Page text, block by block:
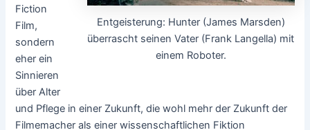
Entgeisterung: Hunter (James Marsden)
überrascht seinen Vater (Frank Langella) mit
einem Roboter.
Fiction
Film,
sondern
eher ein
Sinnieren
über Alter
und Pflege in einer Zukunft, die wohl mehr der Zukunft der
Filmemacher als einer wissenschaftlichen Fiktion